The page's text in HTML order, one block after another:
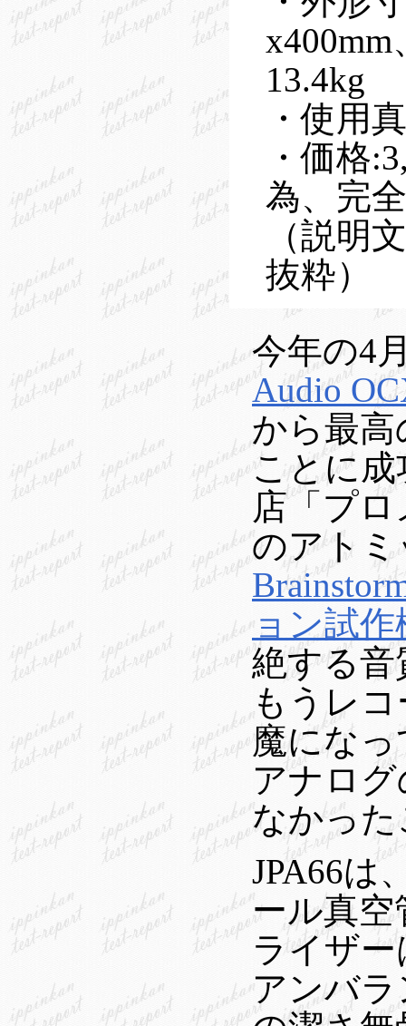
x400mm
13.4kg
・使用
・価格
為、完
（説明
抜粋）
今年の4
Audio
から最
ことに成
店「プ
のアト
ョン試作
絶する音
もうレ
魔にな
アナロ
なかった
JPA66は
ール真
ライザ
アンバ